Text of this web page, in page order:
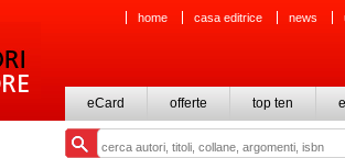
home casa editrice news
eCard offerte top ten